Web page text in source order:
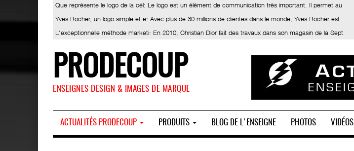
Que représente le logo de la cél: Le logo est un élément de communication très important. Il permet au
Yves Rocher, un logo simple et e: Avec plus de 30 millions de clientes dans le monde, Yves Rocher est
L'exceptionnelle méthode marketi: En 2010, Christian Dior fait des travaux dans son magasin de la Sept
PRODECOUP
ENSEIGNES DESIGN & IMAGES DE MARQUE
ACTUALITÉS PRODECOUP PRODUITS BLOG DE L'ENSEIGNE PHOTOS VIDÉOS